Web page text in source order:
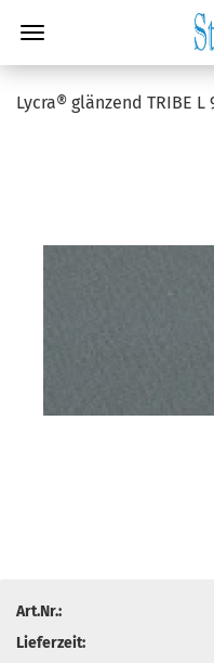
Lycra® glänzend TRIBE L
Art.Nr.:
Lieferzeit: